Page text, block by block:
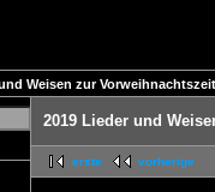
Weisen zur Vorweihnachtszeit
2019 Lieder und
erste vorherige